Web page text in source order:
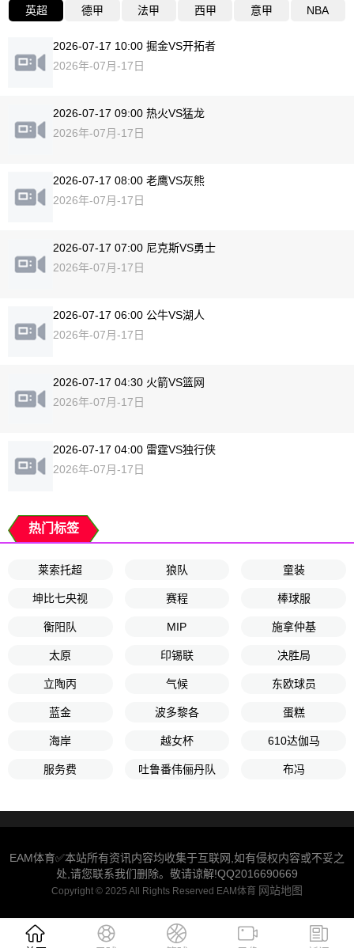
英超 德甲 法甲 西甲 意甲 NBA
2026-07-17 10:00 掘金VS开拓者
2026年-07月-17日
2026-07-17 09:00 热火VS猛龙
2026年-07月-17日
2026-07-17 08:00 老鹰VS灰熊
2026年-07月-17日
2026-07-17 07:00 尼克斯VS勇士
2026年-07月-17日
2026-07-17 06:00 公牛VS湖人
2026年-07月-17日
2026-07-17 04:30 火箭VS篮网
2026年-07月-17日
2026-07-17 04:00 雷霆VS独行侠
2026年-07月-17日
热门标签
莱索托超 狼队 童装
坤比七央视 赛程 棒球服
衡阳队 MIP 施拿仲基
太原 印锡联 决胜局
立陶丙 气候 东欧球员
蓝金 波多黎各 蛋糕
海岸 越女杯 610达伽马
服务费 吐鲁番伟俪丹队 布冯
EAM体育✅本站所有资讯内容均收集于互联网,如有侵权内容或不妥之
处,请您联系我们删除。敬请谅解!QQ2016690669
Copyright © 2025 All Rights Reserved EAM体育 网站地图